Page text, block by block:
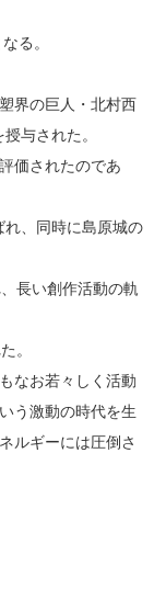
る。
界の巨人・北村西
与された。
価されたのであ
、同時に島原城の
長い創作活動の軌
。
なお若々しく活動
う激動の時代を生
ルギーには圧倒さ